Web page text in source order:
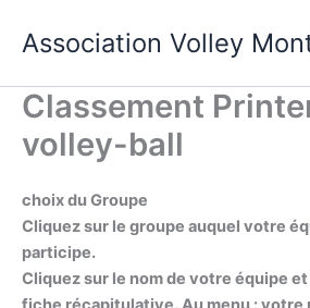
Association Volley
Classement
volley-ball
choix du Groupe
Cliquez sur le groupe auquel votre
participe.
Cliquez sur le nom de votre équipe